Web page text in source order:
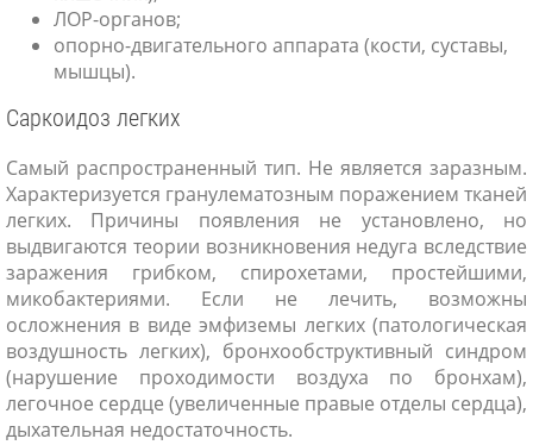
ЛОР-органов;
опорно-двигательного аппарата (кости, суставы,
мышцы).
Саркоидоз легких
Самый распространенный тип. Не является заразным.
Характеризуется гранулематозным поражением тканей
легких. Причины появления не установлено, но
выдвигаются теории возникновения недуга вследствие
заражения грибком, спирохетами, простейшими,
микобактериями. Если не лечить, возможны
осложнения в виде эмфиземы легких (патологическая
воздушность легких), бронхообструктивный синдром
(нарушение проходимости воздуха по бронхам),
легочное сердце (увеличенные правые отделы сердца),
дыхательная недостаточность.